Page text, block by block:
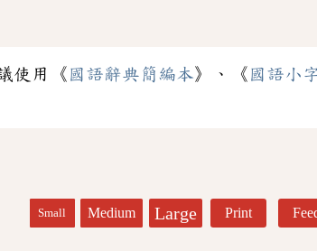
使用《 國語辭典簡編本》、《 國語小
Small Medium Large Print